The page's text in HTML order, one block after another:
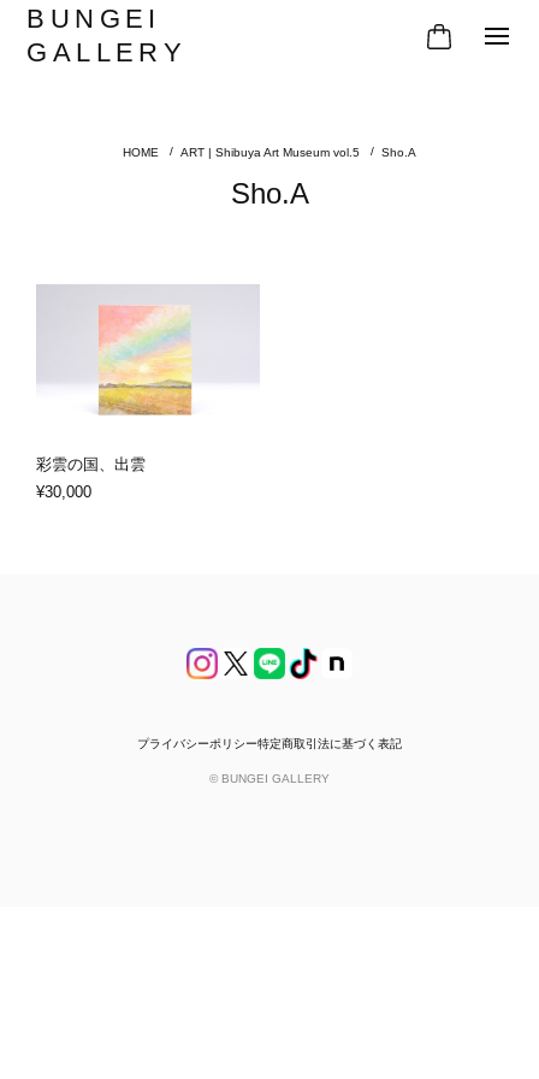
BUNGEI
GALLERY
ART | Shibuya Art Museum vol.5 Sho.A
Sho.A
彩雲の国、出雲
¥30,000
プライバシーポリシー特定商取引法に基づく表記
© BUNGEI GALLERY